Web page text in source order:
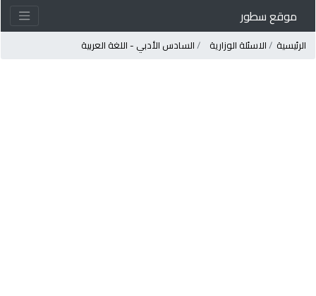
موقع سطور
الرئيسية الاسئلة الوزارية السادس الأدبي - اللغة العربية